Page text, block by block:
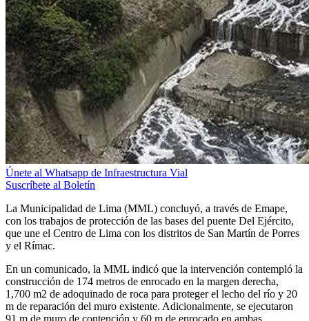
Únete al Whatsapp de Infraestructura Vial
Suscríbete al Boletín
La Municipalidad de Lima (MML) concluyó, a través de Emape,
con los trabajos de protección de las bases del puente Del Ejército,
que une el Centro de Lima con los distritos de San Martín de Porres
y el Rímac.
En un comunicado, la MML indicó que la intervención contempló la
construcción de 174 metros de enrocado en la margen derecha,
1,700 m2 de adoquinado de roca para proteger el lecho del río y 20
m de reparación del muro existente. Adicionalmente, se ejecutaron
91 m de muro de contención y 60 m de enrocado en ambas